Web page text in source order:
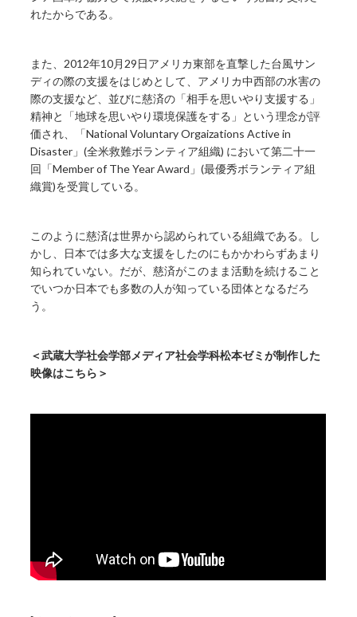
れたからである。
また、2012年10月29日アメリカ東部を直撃した台風サン
ディの際の支援をはじめとして、アメリカ中西部の水害の
際の支援など、並びに慈済の「相手を思いやり支援する」
精神と「地球を思いやり環境保護をする」という理念が評
価され、「National Voluntary Orgaizations Active in
Disaster」(全米救難ボランティア組織) において第二十一
回「Member of The Year Award」(最優秀ボランティア組
織賞)を受賞している。
このように慈済は世界から認められている組織である。し
かし、日本では多大な支援をしたのにもかかわらずあまり
知られていない。だが、慈済がこのまま活動を続けること
でいつか日本でも多数の人が知っている団体となるだろ
う。
＜武蔵大学社会学部メディア社会学科松本ゼミが制作した
映像はこちら＞